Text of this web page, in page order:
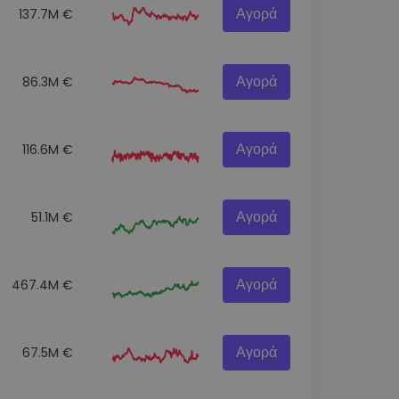
137.7M € Αγορά
86.3M € Αγορά
116.6M € Αγορά
51.1M € Αγορά
467.4M € Αγορά
67.5M € Αγορά